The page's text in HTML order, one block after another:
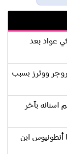
عواد بعد
ووترز بسبب
بآخر
أنطونيوس ابن